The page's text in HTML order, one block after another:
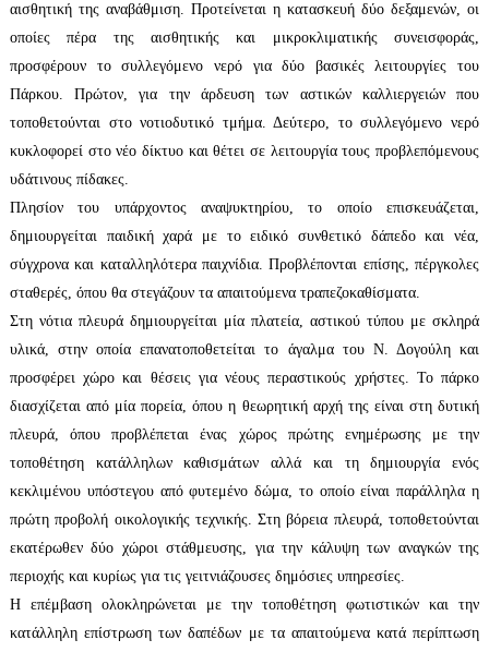
αισθητική της αναβάθμιση. Προτείνεται η κατασκευή δύο δεξαμενών, οι
οποίες πέρα της αισθητικής και μικροκλιματικής συνεισφοράς,
προσφέρουν το συλλεγόμενο νερό για δύο βασικές λειτουργίες του
Πάρκου. Πρώτον, για την άρδευση των αστικών καλλιεργειών που
τοποθετούνται στο νοτιοδυτικό τμήμα. Δεύτερο, το συλλεγόμενο νερό
κυκλοφορεί στο νέο δίκτυο και θέτει σε λειτουργία τους προβλεπόμενους
υδάτινους πίδακες.
Πλησίον του υπάρχοντος αναψυκτηρίου, το οποίο επισκευάζεται,
δημιουργείται παιδική χαρά με το ειδικό συνθετικό δάπεδο και νέα,
σύγχρονα και καταλληλότερα παιχνίδια. Προβλέπονται επίσης, πέργκολες
σταθερές, όπου θα στεγάζουν τα απαιτούμενα τραπεζοκαθίσματα.
Στη νότια πλευρά δημιουργείται μία πλατεία, αστικού τύπου με σκληρά
υλικά, στην οποία επανατοποθετείται το άγαλμα του Ν. Δογούλη και
προσφέρει χώρο και θέσεις για νέους περαστικούς χρήστες. Το πάρκο
διασχίζεται από μία πορεία, όπου η θεωρητική αρχή της είναι στη δυτική
πλευρά, όπου προβλέπεται ένας χώρος πρώτης ενημέρωσης με την
τοποθέτηση κατάλληλων καθισμάτων αλλά και τη δημιουργία ενός
κεκλιμένου υπόστεγου από φυτεμένο δώμα, το οποίο είναι παράλληλα η
πρώτη προβολή οικολογικής τεχνικής. Στη βόρεια πλευρά, τοποθετούνται
εκατέρωθεν δύο χώροι στάθμευσης, για την κάλυψη των αναγκών της
περιοχής και κυρίως για τις γειτνιάζουσες δημόσιες υπηρεσίες.
Η επέμβαση ολοκληρώνεται με την τοποθέτηση φωτιστικών και την
κατάλληλη επίστρωση των δαπέδων με τα απαιτούμενα κατά περίπτωση